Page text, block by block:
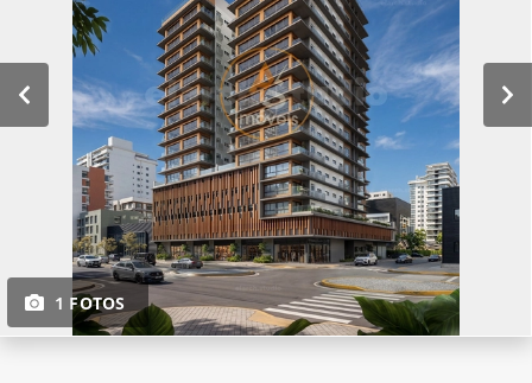
1 FOTOS